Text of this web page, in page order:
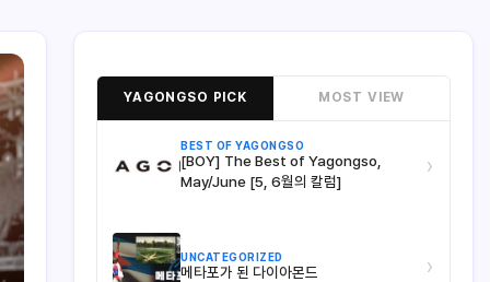
YAGONGSO PICK MOST VIEW
BEST OF YAGONGSO
[BOY] The Best of Yagongso,
May/June [5, 6월의 칼럼]
›
UNCATEGORIZED
메타포가 된 다이아몬드 ›